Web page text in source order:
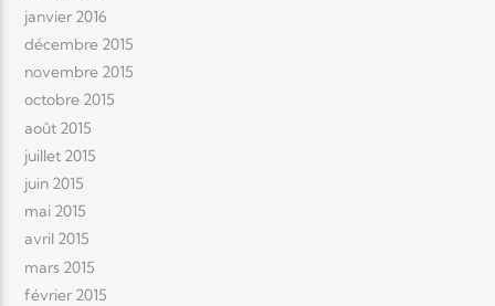
janvier 2016
décembre 2015
novembre 2015
octobre 2015
août 2015
juillet 2015
juin 2015
mai 2015
avril 2015
mars 2015
février 2015